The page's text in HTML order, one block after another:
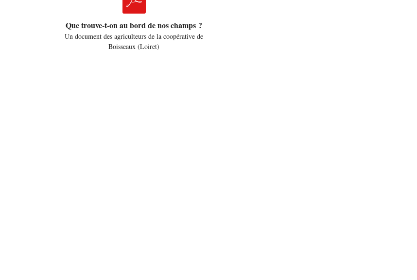
Que trouve-t-on au bord de nos champs ?
Un document des agriculteurs de la coopérative de
Boisseaux (Loiret)